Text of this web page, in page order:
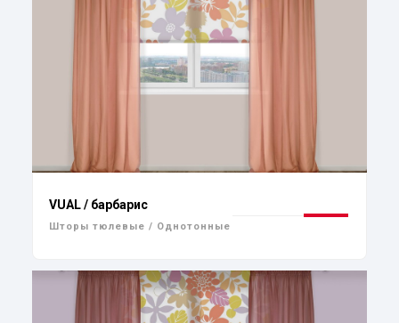
VUAL / барбарис
Шторы тюлевые / Однотонные